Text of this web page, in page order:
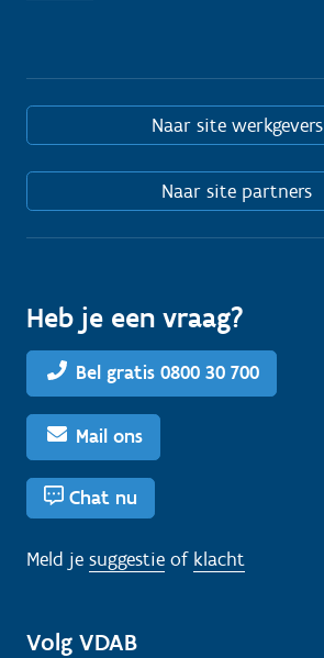
Naar site werkgevers
Naar site partners
Heb je een vraag?
Bel gratis 0800 30 700
Mail ons
Chat nu
Meld je suggestie of klacht
Volg VDAB